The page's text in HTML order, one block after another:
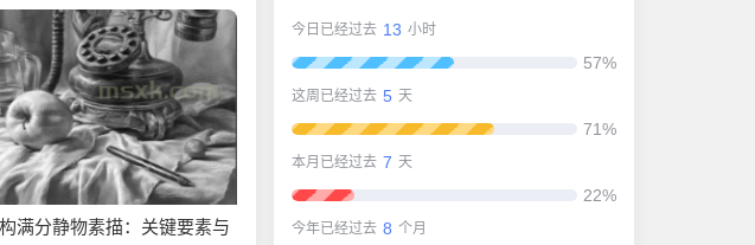
满分静物素描：关键要素与
今日已经过去 13 小时
57%
这周已经过去 5 天
71%
本月已经过去 7 天
22%
今年已经过去 8 个月